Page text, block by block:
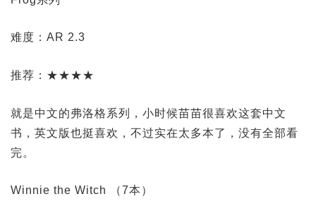
难度：AR 2.3
推荐：★★★★
就是中文的弗洛格系列，小时候苗苗很喜欢这套中文
书，英文版也挺喜欢，不过实在太多本了，没有全部看
完。
Winnie the Witch （7本）